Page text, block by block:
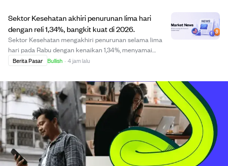
Sektor Kesehatan akhiri penurunan lima hari
dengan reli 1,34%, bangkit kuat di 2026.
Sektor Kesehatan mengakhiri penurunan selama lima
hari pada Rabu dengan kenaikan 1,34%, menyamai
penurunan terpanjangnya di 2026. Meski sempat turun
atas rata-rata pergerakan 50 hari dan kemb...
Berita Pasar Bullish · 4 jam lalu